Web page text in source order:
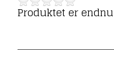
Produktet er